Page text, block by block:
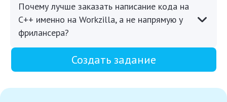
Почему лучше заказать написание кода на
C++ именно на Workzilla, а не напрямую у
фрилансера?
Создать задание